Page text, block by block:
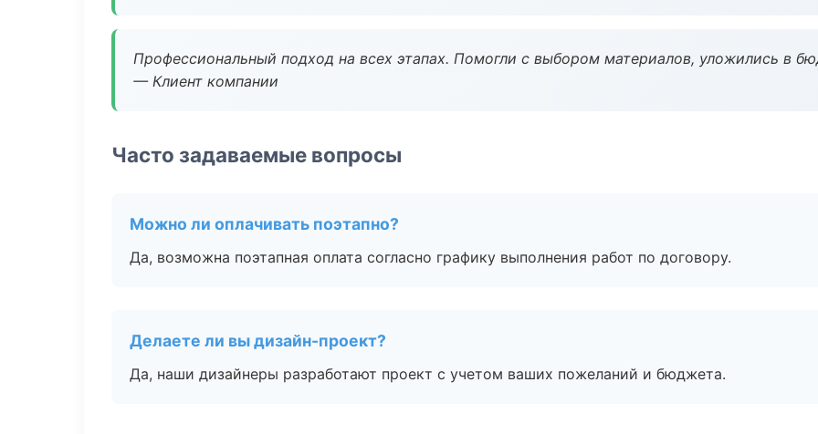
Профессиональный подход на всех этапах. Помогли с выбором материалов, уложились в
— Клиент компании
Часто задаваемые вопросы
Можно ли оплачивать поэтапно?
Да, возможна поэтапная оплата согласно графику выполнения работ по договору.
Делаете ли вы дизайн-проект?
Да, наши дизайнеры разработают проект с учетом ваших пожеланий и бюджета.